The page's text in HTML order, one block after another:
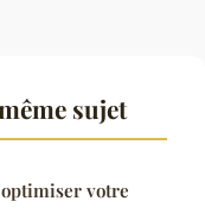
sujet
votre